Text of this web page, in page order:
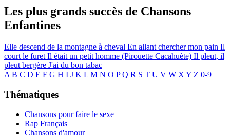
Les plus grands succès de Chansons
Enfantines
Elle descend de la montagne à cheval En allant chercher mon pain Il
court le furet Il était un petit homme (Pirouette Cacahuète) Il pleut, il
pleut bergère J'ai du bon tabac
A B C D E F G H I J K L M N O P Q R S T U V W X Y Z 0-9
Thématiques
Chansons pour faire le sexe
Rap Français
Chansons d'amour